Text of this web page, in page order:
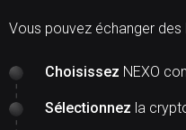
Vous pouvez échanger des
Choisissez NEXO
Sélectionnez la